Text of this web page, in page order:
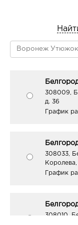
308009,
д. 36
График
308033,
Королева,
График
308010,